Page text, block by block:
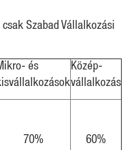
Szabad Vállalkozási
és
Közép-
vállalkozás
70% 60%